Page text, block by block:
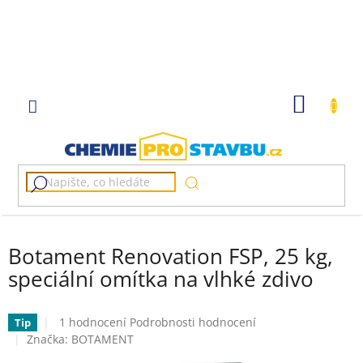
Botament Renovation FSP, 25 kg,
speciální omítka na vlhké zdivo
Tip
Průměrné
hodnocení
1 hodnocení Podrobnosti hodnocení
Značka: BOTAMENT